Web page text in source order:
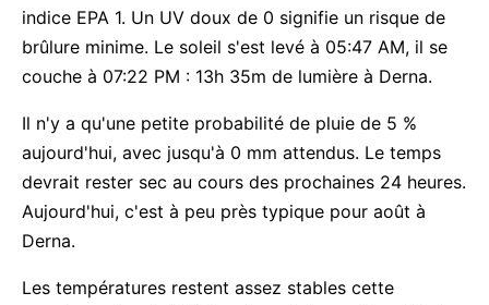
indice EPA 1. Un UV doux de 0 signifie un risque de
brûlure minime. Le soleil s'est levé à 05:47 AM, il se
couche à 07:22 PM : 13h 35m de lumière à Derna.
Il n'y a qu'une petite probabilité de pluie de 5 %
aujourd'hui, avec jusqu'à 0 mm attendus. Le temps
devrait rester sec au cours des prochaines 24 heures.
Aujourd'hui, c'est à peu près typique pour août à
Derna.
Les températures restent assez stables cette